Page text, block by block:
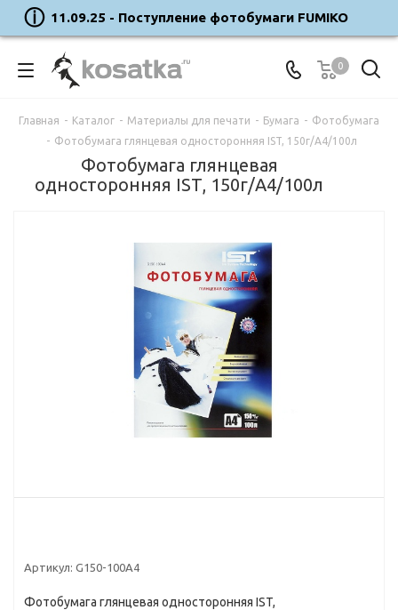
11.09.25 - Поступление фотобумаги FUMIKO
0
Главная - Каталог - Материалы для печати - Бумага - Фотобумага
- Фотобумага глянцевая односторонняя IST, 150г/A4/100л
Фотобумага глянцевая
односторонняя IST, 150г/A4/100л
Артикул: G150-100A4
Фотобумага глянцевая односторонняя IST,